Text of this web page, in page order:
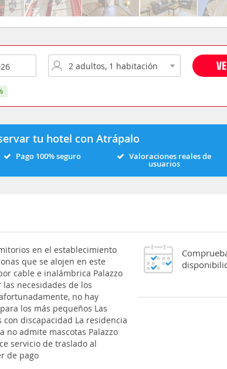
tu hotel con Atrápalo
Pago 100% seguro Valoraciones reales de
usuarios
en el establecimiento
que se alojen en este
cable e inalámbrica Palazzo
necesidades de los
no hay
los más pequeños Las
discapacidad La residencia
no admite mascotas Palazzo
servicio de traslado al
de pago